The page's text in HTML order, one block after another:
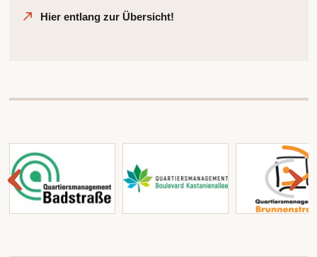
Hier entlang zur Übersicht!